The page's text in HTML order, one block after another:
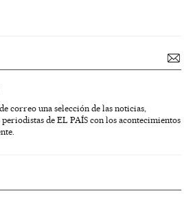
correo una selección de las noticias,
de EL PAÍS con los acontecimientos